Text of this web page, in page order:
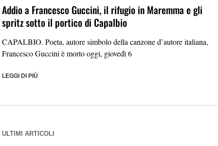
Addio a Francesco Guccini, il rifugio in Maremma e gli
spritz sotto il portico di Capalbio
CAPALBIO. Poeta, autore simbolo della canzone d’autore italiana,
Francesco Guccini è morto oggi, giovedì 6
LEGGI DI PIÙ
ULTIMI ARTICOLI